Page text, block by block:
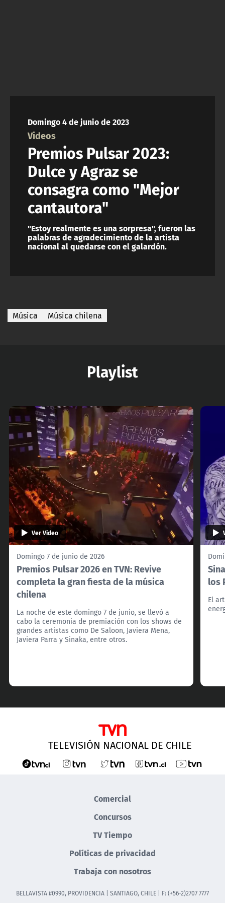
ÁREA DE PROYECTOS
Domingo 4 de junio de 2023
Videos
Premios Pulsar 2023:
Dulce y Agraz se
consagra como "Mejor
cantautora"
"Estoy realmente es una sorpresa", fueron las
palabras de agradecimiento de la artista
nacional al quedarse con el galardón.
Música Música chilena
Playlist
Ver Video
Domingo 7 de junio de 2026
Premios Pulsar 2026 en TVN: Revive
completa la gran fiesta de la música
chilena
La noche de este domingo 7 de junio, se llevó a
cabo la ceremonia de premiación con los shows de
grandes artistas como De Saloon, Javiera Mena,
Javiera Parra y Sinaka, entre otros.
los
El
TELEVISIÓN NACIONAL DE CHILE
Comercial
Concursos
TV Tiempo
Políticas de privacidad
Trabaja con nosotros
BELLAVISTA #0990, PROVIDENCIA | SANTIAGO, CHILE | F: (+56-2)2707 7777